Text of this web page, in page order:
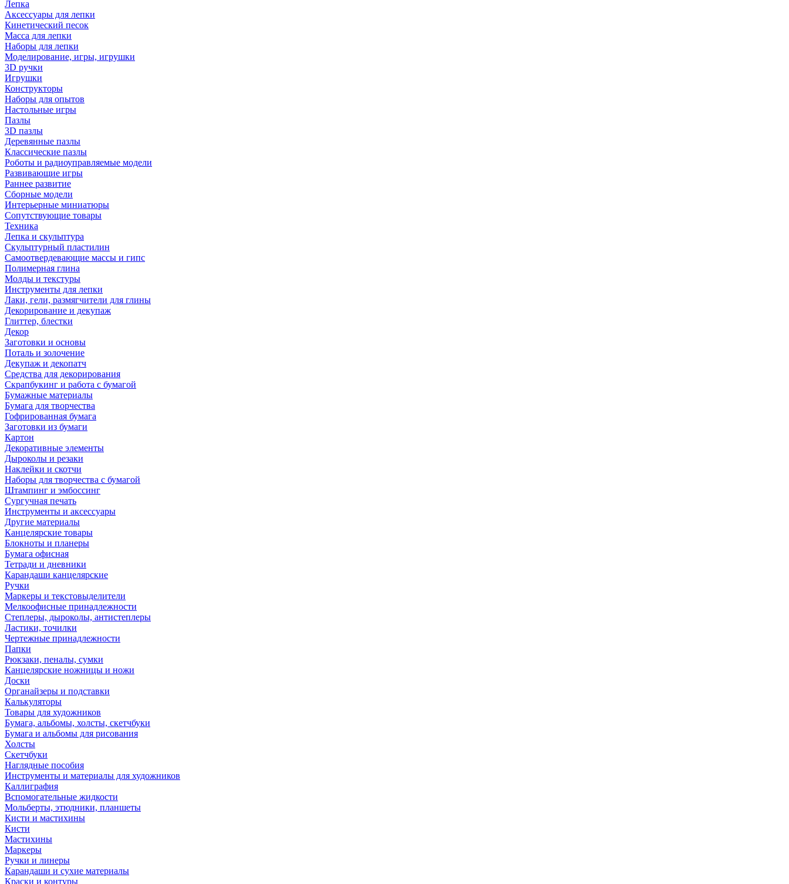
Лепка
Аксессуары для лепки
Кинетический песок
Масса для лепки
Наборы для лепки
Моделирование, игры, игрушки
3D ручки
Игрушки
Конструкторы
Наборы для опытов
Настольные игры
Пазлы
3D пазлы
Деревянные пазлы
Классические пазлы
Роботы и радиоуправляемые модели
Развивающие игры
Раннее развитие
Сборные модели
Интерьерные миниатюры
Сопутствующие товары
Техника
Лепка и скульптура
Скульптурный пластилин
Самоотвердевающие массы и гипс
Полимерная глина
Молды и текстуры
Инструменты для лепки
Лаки, гели, размягчители для глины
Декорирование и декупаж
Глиттер, блестки
Декор
Заготовки и основы
Поталь и золочение
Декупаж и декопатч
Средства для декорирования
Скрапбукинг и работа с бумагой
Бумажные материалы
Бумага для творчества
Гофрированная бумага
Заготовки из бумаги
Картон
Декоративные элементы
Дыроколы и резаки
Наклейки и скотчи
Наборы для творчества с бумагой
Штампинг и эмбоссинг
Сургучная печать
Инструменты и аксессуары
Другие материалы
Канцелярские товары
Блокноты и планеры
Бумага офисная
Тетради и дневники
Карандаши канцелярские
Ручки
Маркеры и текстовыделители
Мелкоофисные принадлежности
Степлеры, дыроколы, антистеплеры
Ластики, точилки
Чертежные принадлежности
Папки
Рюкзаки, пеналы, сумки
Канцелярские ножницы и ножи
Доски
Органайзеры и подставки
Калькуляторы
Товары для художников
Бумага, альбомы, холсты, скетчбуки
Бумага и альбомы для рисования
Холсты
Скетчбуки
Наглядные пособия
Инструменты и материалы для художников
Каллиграфия
Вспомогательные жидкости
Мольберты, этюдники, планшеты
Кисти и мастихины
Кисти
Мастихины
Маркеры
Ручки и линеры
Карандаши и сухие материалы
Краски и контуры